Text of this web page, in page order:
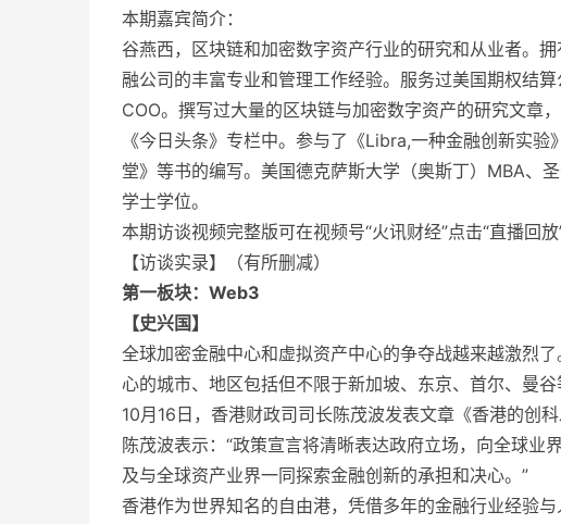
本期嘉宾简介：
谷燕西，区块链和加密数字资产行业的研究和从业者。
融公司的丰富专业和管理工作经验。服务过美国期权结
COO。撰写过大量的区块链与加密数字资产的研究文章
《今日头条》专栏中。参与了《Libra,一种金融创新实
堂》等书的编写。美国德克萨斯大学（奥斯丁）MBA、
学士学位。
本期访谈视频完整版可在视频号“火讯财经”点击“直播回放
【访谈实录】（有所删减）
第一板块：Web3
【史兴国】
全球加密金融中心和虚拟资产中心的争夺战越来越激烈
心的城市、地区包括但不限于新加坡、东京、首尔、曼
10月16日，香港财政司司长陈茂波发表文章《香港的创
陈茂波表示：“政策宣言将清晰表达政府立场，向全球
及与全球资产业界一同探索金融创新的承担和决心。”
香港作为世界知名的自由港，凭借多年的金融行业经验